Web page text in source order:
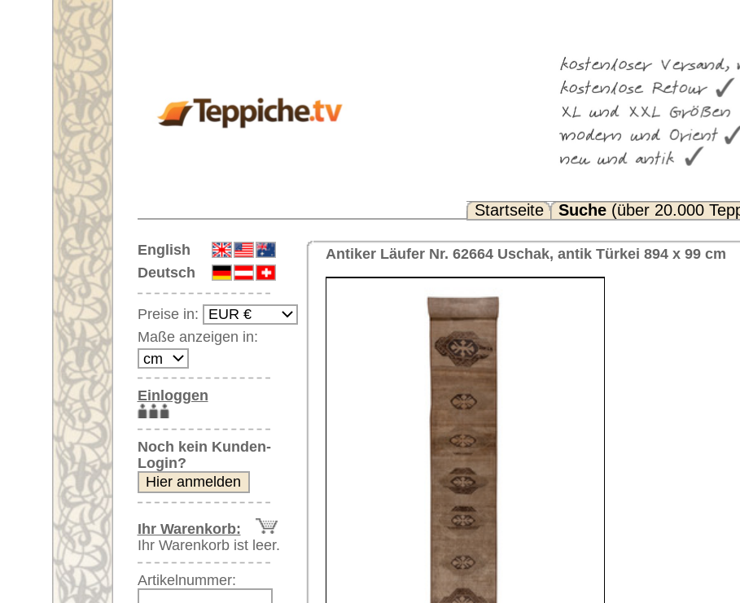
Noch Fragen? FAQ...
English
Deutsch
Preise in:
Maße anzeigen in:
Einloggen
Noch kein Kunden-
Login?
Ihr Warenkorb:
Ihr Warenkorb ist leer.
Artikelnummer:
Moderne Teppiche
Orientteppiche
Unifarben/ungemustert
Seidenteppiche
Große Teppiche
(über 300x200 cm)
Sehr große XL Teppiche
(über 400x200 cm)
Riesige XXL Teppiche
(über 600x200 cm)
Läufer / Galerien
Runde & ovale Teppiche
Weitere größere Bilder (öffnen sich in neuem Fenster)
Bitte klicken Sie auf die kleinen Bilder weiter unten für Bilder in höherer Auflösung
Hauptbild Bild Nr. 2 Bild Nr. 5